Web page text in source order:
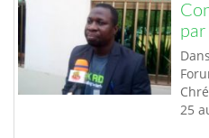
par
25